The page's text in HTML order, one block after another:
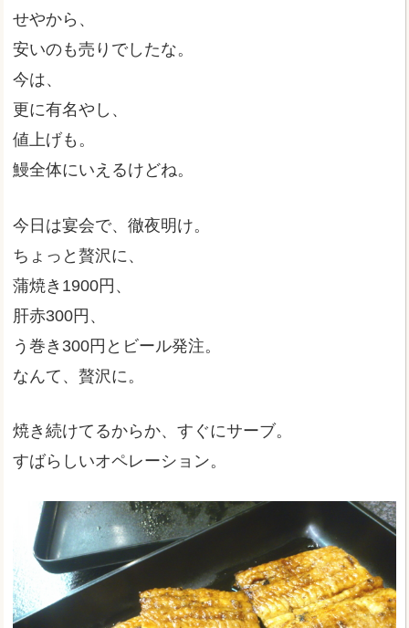
せやから、
安いのも売りでしたな。
今は、
更に有名やし、
値上げも。
鰻全体にいえるけどね。
今日は宴会で、徹夜明け。
ちょっと贅沢に、
蒲焼き1900円、
肝赤300円、
う巻き300円とビール発注。
なんて、贅沢に。
焼き続けてるからか、すぐにサーブ。
すばらしいオペレーション。